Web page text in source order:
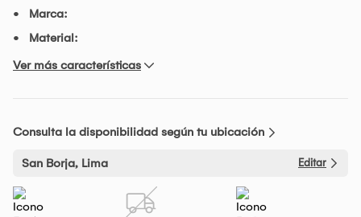
Marca:
Material:
Ver más características
Consulta la disponibilidad según tu ubicación
San Borja, Lima Editar